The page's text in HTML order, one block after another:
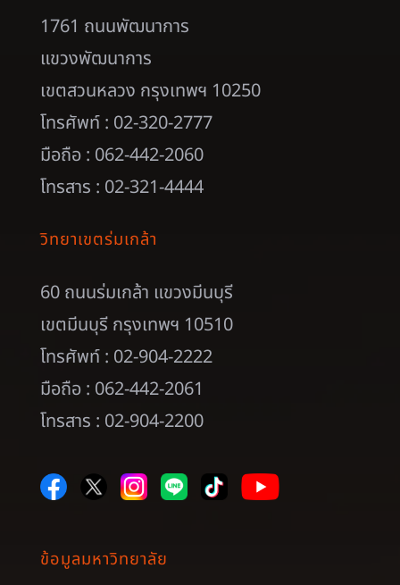
1761 ถนนพัฒนาการ
แขวงพัฒนาการ
เขตสวนหลวง กรุงเทพฯ 10250
โทรศัพท์ : 02-320-2777
มือถือ : 062-442-2060
โทรสาร : 02-321-4444
วิทยาเขตร่มเกล้า
60 ถนนร่มเกล้า แขวงมีนบุรี
เขตมีนบุรี กรุงเทพฯ 10510
โทรศัพท์ : 02-904-2222
มือถือ : 062-442-2061
โทรสาร : 02-904-2200
ข้อมูลมหาวิทยาลัย